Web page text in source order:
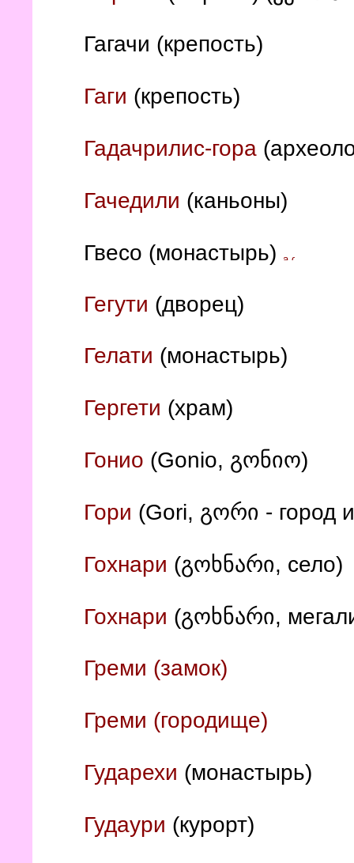
Гагачи (крепость)
Гаги (крепость)
Гадачрилис-гора
Гачедили (каньоны)
Гвесо (монастырь)
Гегути (дворец)
Гелати (монастырь)
Гергети (храм)
Гонио (Gonio, გონიო)
Гори (Gori, გორი - город
Гохнари (გოხნარი, село)
Гохнари (გოხნარი,
Греми (замок)
Греми (городище)
Гударехи (монастырь)
Гудаури (курорт)